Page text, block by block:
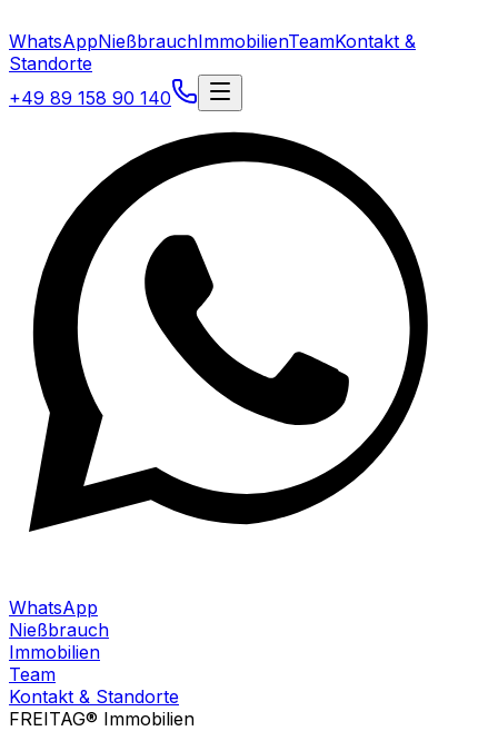
WhatsAppNießbrauchImmobilienTeamKontakt &
Standorte
+49 89 158 90 140
WhatsApp
Nießbrauch
Immobilien
Team
Kontakt & Standorte
FREITAG® Immobilien